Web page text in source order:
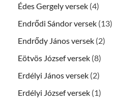
Édes Gergely versek (4)
Endrődi Sándor versek (13)
Endrődy János versek (2)
Eötvös József versek (8)
Erdélyi János versek (2)
Erdélyi József versek (1)